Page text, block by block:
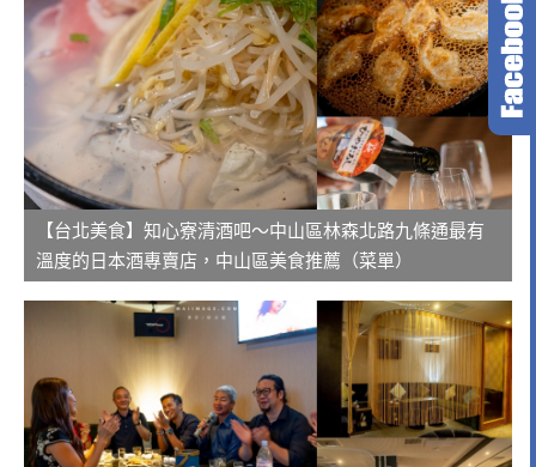
【台北美食】知心寮清酒吧～中山區林森北路九條通最有
溫度的日本酒專賣店，中山區美食推薦（菜單）